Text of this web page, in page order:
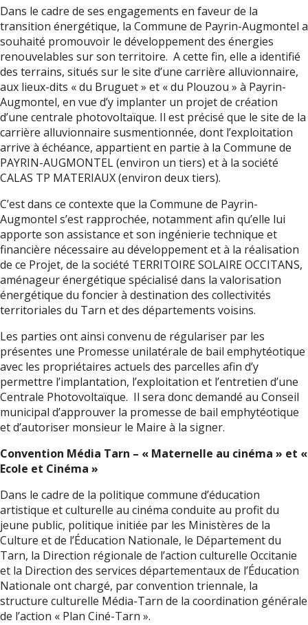
Dans le cadre de ses engagements en faveur de la
transition énergétique, la Commune de Payrin-Augmontel a
souhaité promouvoir le développement des énergies
renouvelables sur son territoire. A cette fin, elle a identifié
des terrains, situés sur le site d’une carrière alluvionnaire,
aux lieux-dits « du Bruguet » et « du Plouzou » à Payrin-
Augmontel, en vue d’y implanter un projet de création
d’une centrale photovoltaïque. Il est précisé que le site de la
carrière alluvionnaire susmentionnée, dont l’exploitation
arrive à échéance, appartient en partie à la Commune de
PAYRIN-AUGMONTEL (environ un tiers) et à la société
CALAS TP MATERIAUX (environ deux tiers).
C’est dans ce contexte que la Commune de Payrin-
Augmontel s’est rapprochée, notamment afin qu’elle lui
apporte son assistance et son ingénierie technique et
financière nécessaire au développement et à la réalisation
de ce Projet, de la société TERRITOIRE SOLAIRE OCCITANS,
aménageur énergétique spécialisé dans la valorisation
énergétique du foncier à destination des collectivités
territoriales du Tarn et des départements voisins.
Les parties ont ainsi convenu de régulariser par les
présentes une Promesse unilatérale de bail emphytéotique
avec les propriétaires actuels des parcelles afin d’y
permettre l’implantation, l’exploitation et l’entretien d’une
Centrale Photovoltaïque. Il sera donc demandé au Conseil
municipal d’approuver la promesse de bail emphytéotique
et d’autoriser monsieur le Maire à la signer.
Convention Média Tarn – « Maternelle au cinéma » et «
Ecole et Cinéma »
Dans le cadre de la politique commune d’éducation
artistique et culturelle au cinéma conduite au profit du
jeune public, politique initiée par les Ministères de la
Culture et de l’Éducation Nationale, le Département du
Tarn, la Direction régionale de l’action culturelle Occitanie
et la Direction des services départementaux de l’Éducation
Nationale ont chargé, par convention triennale, la
structure culturelle Média-Tarn de la coordination générale
de l’action « Plan Ciné-Tarn ».